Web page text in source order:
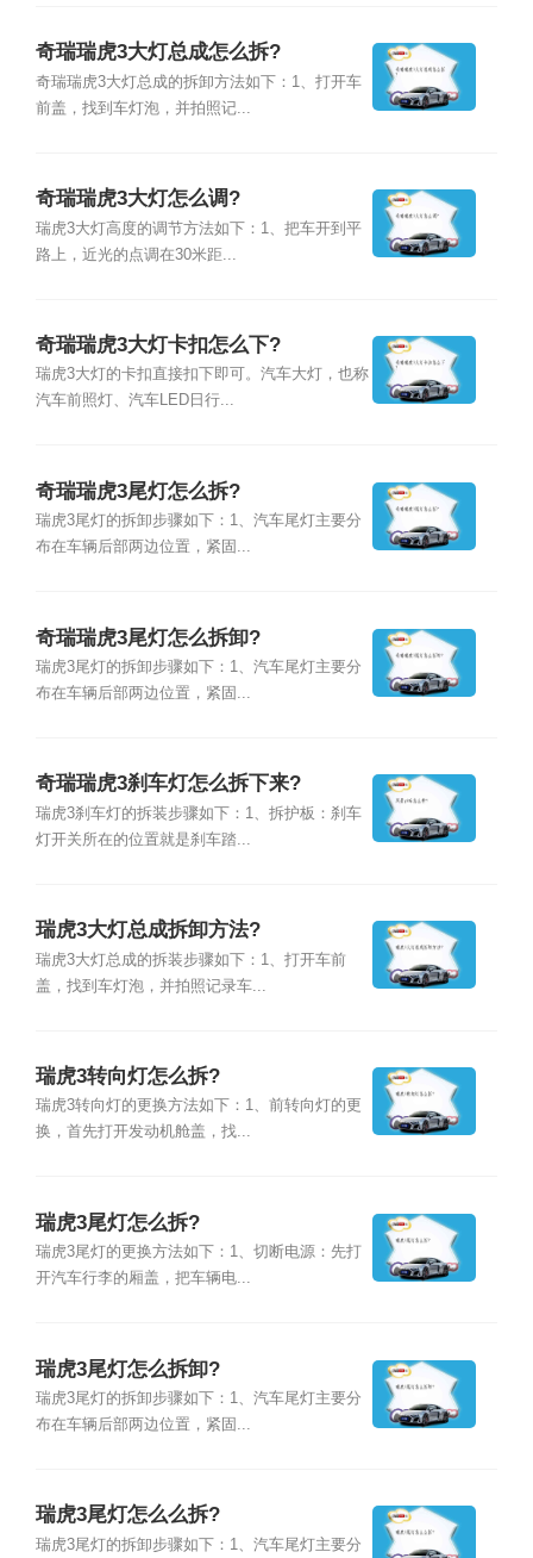
奇瑞瑞虎3大灯总成怎么拆?
奇瑞瑞虎3大灯总成的拆卸方法如下：1、打开车
前盖，找到车灯泡，并拍照记...
奇瑞瑞虎3大灯怎么调?
瑞虎3大灯高度的调节方法如下：1、把车开到平
路上，近光的点调在30米距...
奇瑞瑞虎3大灯卡扣怎么下?
瑞虎3大灯的卡扣直接扣下即可。汽车大灯，也称
汽车前照灯、汽车LED日行...
奇瑞瑞虎3尾灯怎么拆?
瑞虎3尾灯的拆卸步骤如下：1、汽车尾灯主要分
布在车辆后部两边位置，紧固...
奇瑞瑞虎3尾灯怎么拆卸?
瑞虎3尾灯的拆卸步骤如下：1、汽车尾灯主要分
布在车辆后部两边位置，紧固...
奇瑞瑞虎3刹车灯怎么拆下来?
瑞虎3刹车灯的拆装步骤如下：1、拆护板：刹车
灯开关所在的位置就是刹车踏...
瑞虎3大灯总成拆卸方法?
瑞虎3大灯总成的拆装步骤如下：1、打开车前
盖，找到车灯泡，并拍照记录车...
瑞虎3转向灯怎么拆?
瑞虎3转向灯的更换方法如下：1、前转向灯的更
换，首先打开发动机舱盖，找...
瑞虎3尾灯怎么拆?
瑞虎3尾灯的更换方法如下：1、切断电源：先打
开汽车行李的厢盖，把车辆电...
瑞虎3尾灯怎么拆卸?
瑞虎3尾灯的拆卸步骤如下：1、汽车尾灯主要分
布在车辆后部两边位置，紧固...
瑞虎3尾灯怎么么拆?
瑞虎3尾灯的拆卸步骤如下：1、汽车尾灯主要分